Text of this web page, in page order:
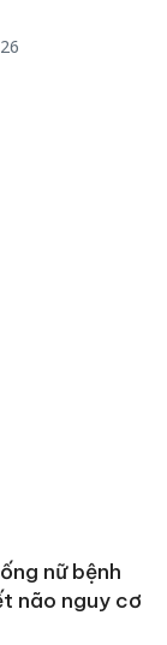
nữ bệnh
não nguy cơ